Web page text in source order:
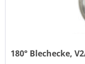
180° Blechecke,